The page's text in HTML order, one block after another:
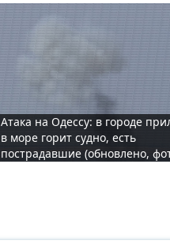
Атака на Одессу: в городе
в море горит судно, есть
пострадавшие (обновлено,